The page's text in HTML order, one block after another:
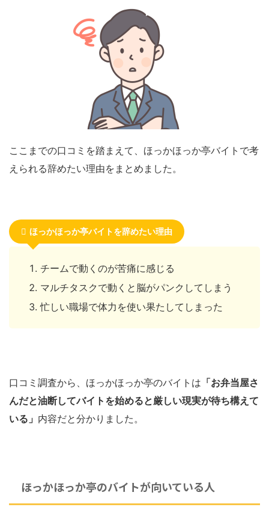
ここまでの口コミを踏まえて、ほっかほっか亭バイトで考
えられる辞めたい理由をまとめました。
ほっかほっか亭バイトを辞めたい理由
チームで動くのが苦痛に感じる
マルチタスクで動くと脳がパンクしてしまう
忙しい職場で体力を使い果たしてしまった
口コミ調査から、ほっかほっか亭のバイトは 「お弁当屋さ
んだと油断してバイトを始めると厳しい現実が待ち構えて
いる」 内容だと分かりました。
ほっかほっか亭のバイトが向いている人